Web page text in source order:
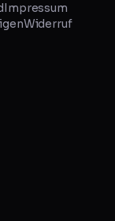
Impressum
Widerruf